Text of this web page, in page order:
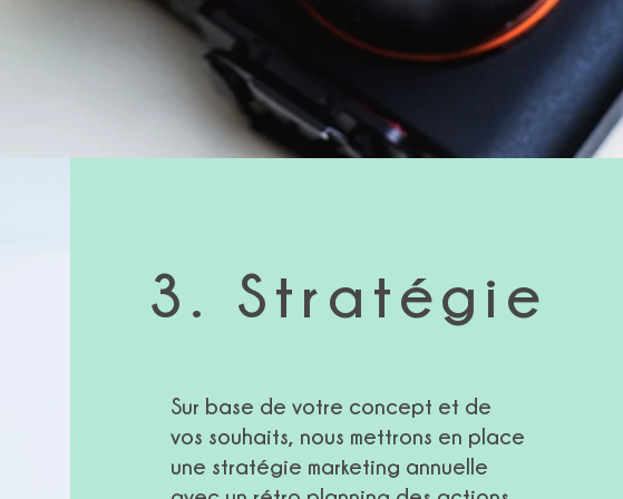
3. Stratégie
Sur base de votre concept et de
vos souhaits, nous mettrons en place
une stratégie marketing annuelle